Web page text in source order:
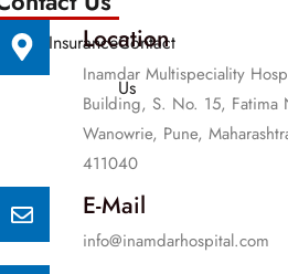
Media InsuranceContact
Us
Location
Inamdar Multispeciality
Building, S. No. 15, Fatima
Wanowrie, Pune,
411040
E-Mail
info@inamdarhospital.com